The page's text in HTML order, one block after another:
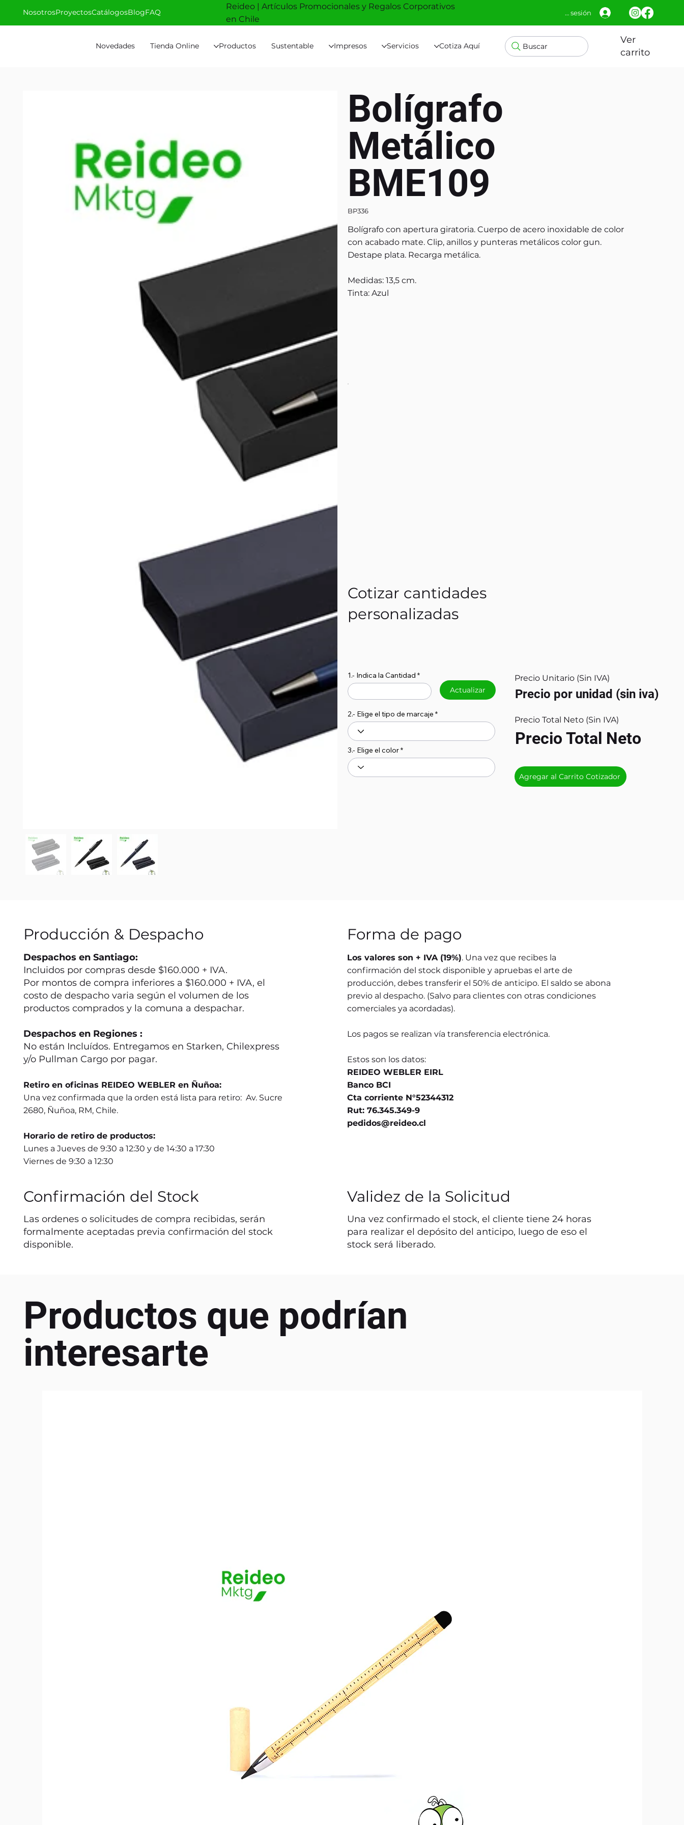
Novedades Tienda Online Productos Sustentable Impresos Servicios Cotiza Aquí Buscar
Ver
carrito
NosotrosProyectosCatálogosBlogFAQ
Reideo | Artículos Promocionales y Regalos Corporativos
en Chile
Iniciar sesión
Bolígrafo
Metálico
BME109
BP336
Bolígrafo con apertura giratoria. Cuerpo de acero inoxidable de color
con acabado mate. Clip, anillos y punteras metálicos color gun.
Destape plata. Recarga metálica.
Medidas: 13,5 cm.
Tinta: Azul
Cotizar cantidades
personalizadas
1.- Indica la Cantidad
Actualizar
2.- Elige el tipo de marcaje
3.- Elige el color
Precio Unitario (Sin IVA)
Precio por unidad (sin iva)
Precio Total Neto (Sin IVA)
Precio Total Neto
Agregar al Carrito Cotizador
Producción & Despacho
Despachos en Santiago:
Incluidos por compras desde $160.000 + IVA.
Por montos de compra inferiores a $160.000 + IVA, el
costo de despacho varia según el volumen de los
productos comprados y la comuna a despachar.
Despachos en Regiones :
No están Incluídos. Entregamos en Starken, Chilexpress
y/o Pullman Cargo por pagar.
Retiro en oficinas REIDEO WEBLER en Ñuñoa:
Una vez confirmada que la orden está lista para retiro: Av. Sucre
2680, Ñuñoa, RM, Chile.
Horario de retiro de productos:
Lunes a Jueves de 9:30 a 12:30 y de 14:30 a 17:30
Viernes de 9:30 a 12:30
Forma de pago
Los valores son + IVA (19%). Una vez que recibes la
confirmación del stock disponible y apruebas el arte de
producción, debes transferir el 50% de anticipo. El saldo se abona
previo al despacho. (Salvo para clientes con otras condiciones
comerciales ya acordadas).
Los pagos se realizan vía transferencia electrónica.
Estos son los datos:
REIDEO WEBLER EIRL
Banco BCI
Cta corriente N°52344312
Rut: 76.345.349-9
pedidos@reideo.cl
Confirmación del Stock
Las ordenes o solicitudes de compra recibidas, serán
formalmente aceptadas previa confirmación del stock
disponible.
Validez de la Solicitud
Una vez confirmado el stock, el cliente tiene 24 horas
para realizar el depósito del anticipo, luego de eso el
stock será liberado.
Productos que podrían
interesarte